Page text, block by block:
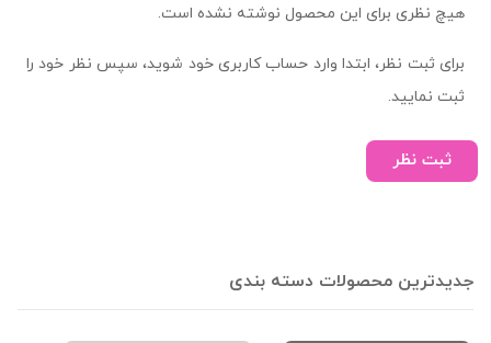
هیچ نظری برای این محصول نوشته نشده است.
برای ثبت نظر، ابتدا وارد حساب کاربری خود شوید، سپس نظر خود را
ثبت نمایید.
ثبت نظر
جدیدترین محصولات دسته بندی